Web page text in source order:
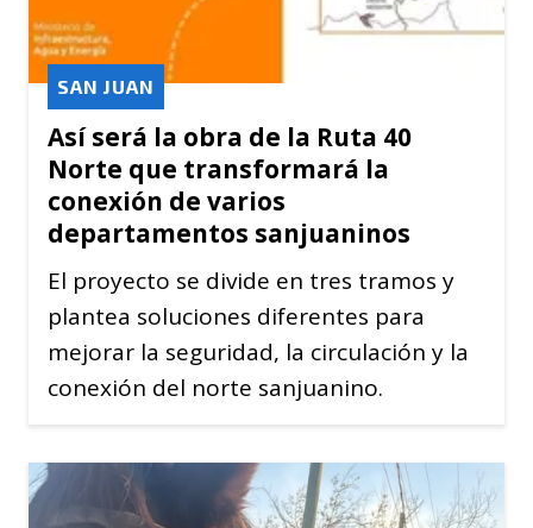
Así será la obra de la Ruta 40
Norte que transformará la
conexión de varios
departamentos sanjuaninos
SAN JUAN
El proyecto se divide en tres tramos y
plantea soluciones diferentes para
mejorar la seguridad, la circulación y la
conexión del norte sanjuanino.